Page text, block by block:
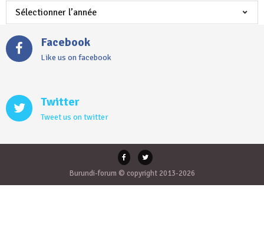
Facebook
Like us on facebook
Twitter
Tweet us on twitter
Burundi-forum © copyright 2013-2026